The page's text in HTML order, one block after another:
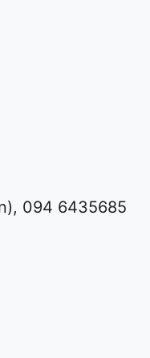
094 6435685